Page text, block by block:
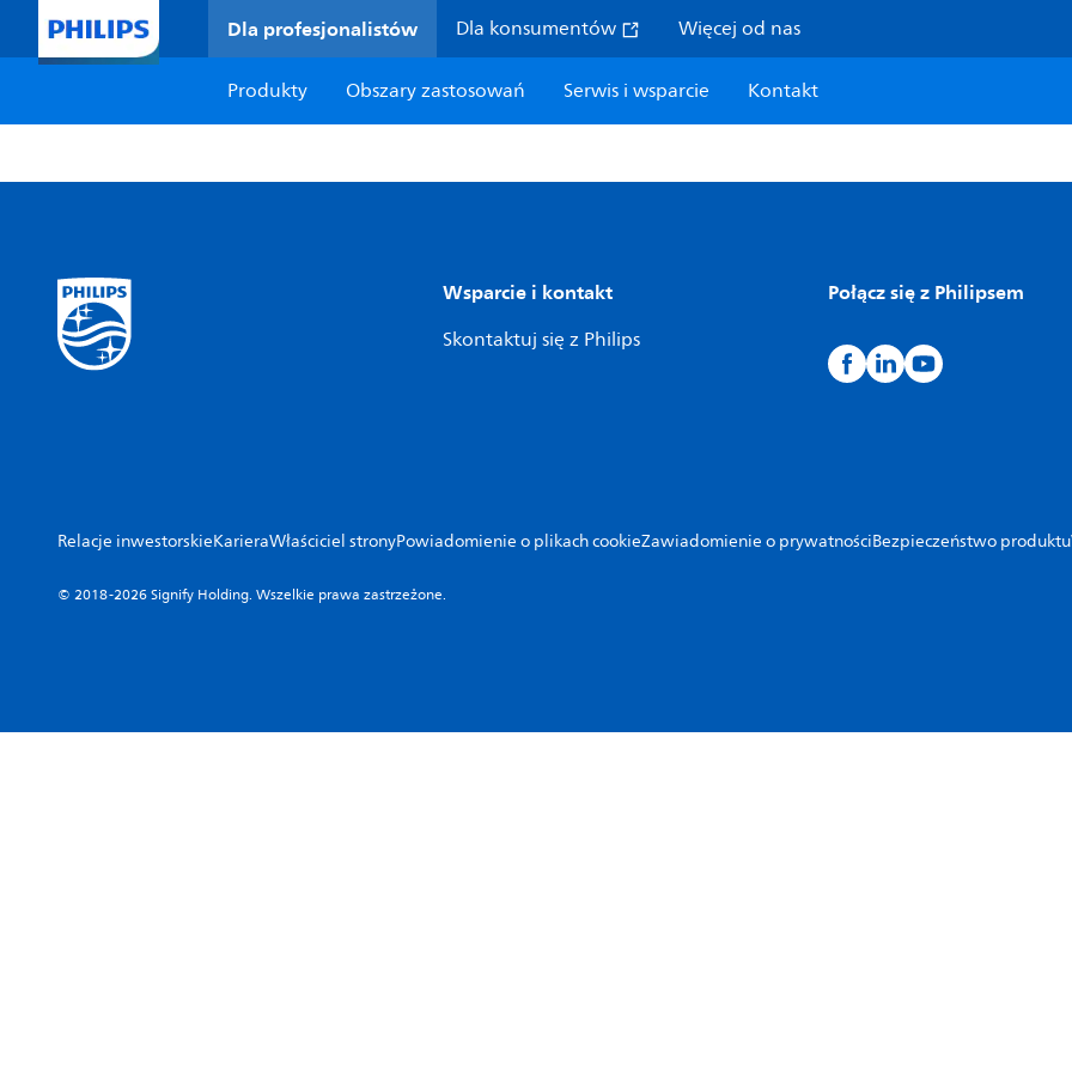
Dla profesjonalistów Dla konsumentów Więcej od nas
Produkty
Obszary zastosowań Serwis i wsparcie Kontakt
Wsparcie i kontakt
Skontaktuj się z Philips
Połącz się z Philipsem
Relacje inwestorskieKarieraWłaściciel stronyPowiadomienie o plikach cookieZawiadomienie o prywatnościBezpieczeństwo produktu
© 2018-2026 Signify Holding. Wszelkie prawa zastrzeżone.